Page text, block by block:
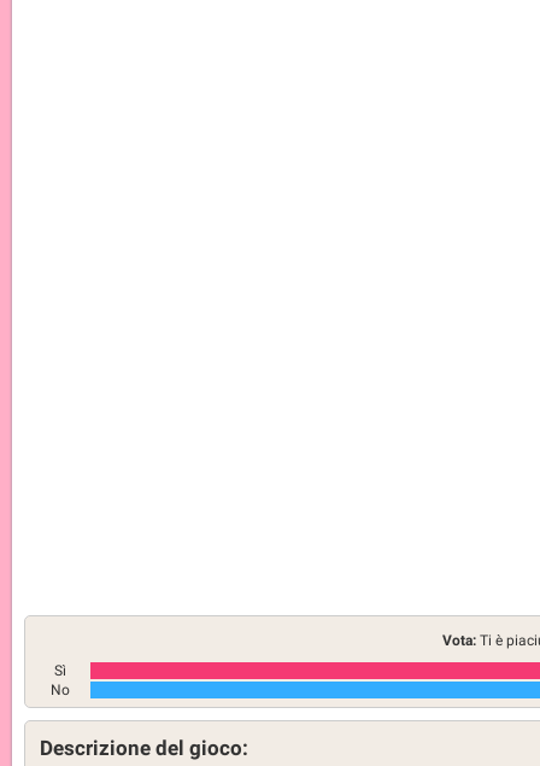
Vota: Ti è
Sì
No
Descrizione del gioco: